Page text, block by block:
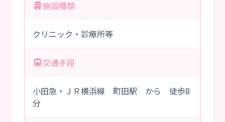
施設種類
クリニック・診療所等
交通手段
小田急・ＪＲ横浜線 町田駅 から 徒歩8
分